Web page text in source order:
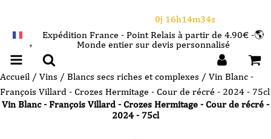
0j 16h14m34s
▼
Expédition France - Point Relais à partir de 4.90€ -🌎
Monde entier sur devis personnalisé
Accueil / Vins / Blancs secs riches et complexes / Vin Blanc -
François Villard - Crozes Hermitage - Cour de récré - 2024 - 75cl
Vin Blanc - François Villard - Crozes Hermitage - Cour de récré -
2024 - 75cl